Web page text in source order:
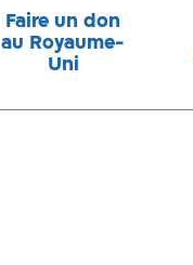
Faire un don
au Royaume-
Uni